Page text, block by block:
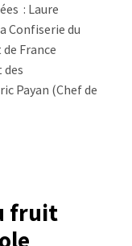
: Laure
Confiserie du
France
des
Payan (Chef de
fruit